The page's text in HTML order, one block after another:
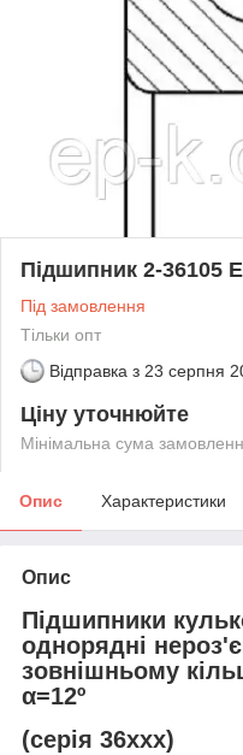
Підшипник 2-36105
Під замовлення
Тільки опт
Відправка з 23 серпня
Ціну уточнюйте
Мінімальна сума
Опис Характеристики
Опис
Підшипники
однорядні
зовнішньому
α=12º
(серія 36ххх)